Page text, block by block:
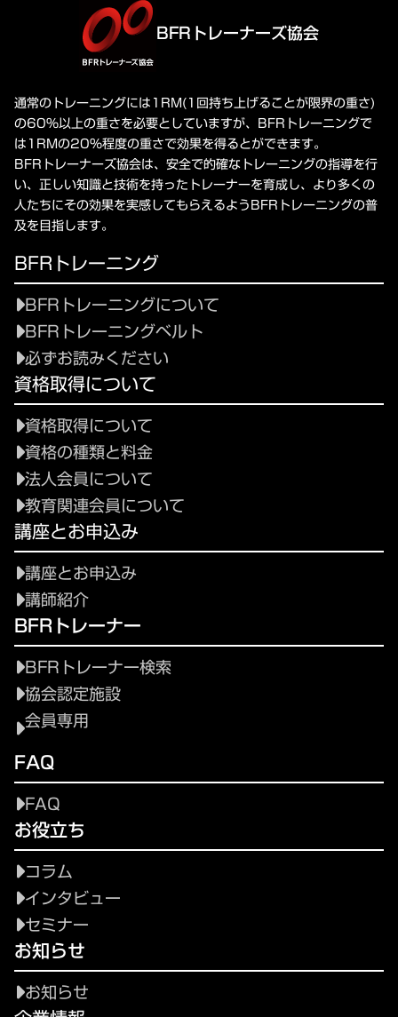
BFRトレーナーズ協会
通常のトレーニングには1RM(1回持ち上げることが限界の重さ)
の60%以上の重さを必要としていますが、BFRトレーニングで
は1RMの20%程度の重さで効果を得るとができます。
BFRトレーナーズ協会は、安全で的確なトレーニングの指導を行
い、正しい知識と技術を持ったトレーナーを育成し、より多くの
人たちにその効果を実感してもらえるようBFRトレーニングの普
及を目指します。
BFRトレーニング
BFRトレーニングについて
BFRトレーニングベルト
必ずお読みください
資格取得について
資格取得について
資格の種類と料金
法人会員について
教育関連会員について
講座とお申込み
講座とお申込み
講師紹介
BFRトレーナー
BFRトレーナー検索
協会認定施設
会員専用
FAQ
FAQ
お役立ち
コラム
インタビュー
セミナー
お知らせ
お知らせ